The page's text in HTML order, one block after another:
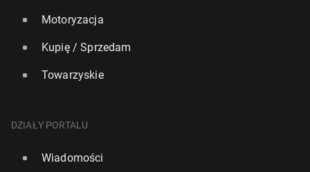
Motoryzacja
Kupię / Sprzedam
Towarzyskie
DZIAŁY PORTALU
Wiadomości